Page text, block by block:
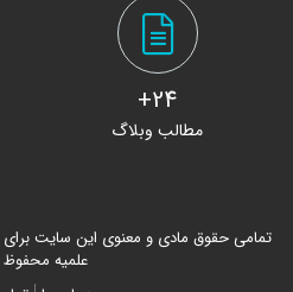
24+
مطالب وبلاگ
تمامی حقوق مادی و معنوی این سایت
علمیه